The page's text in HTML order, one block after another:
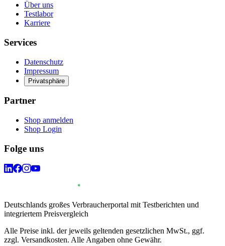
Über uns
Testlabor
Karriere
Services
Datenschutz
Impressum
Privatsphäre
Partner
Shop anmelden
Shop Login
Folge uns
Deutschlands großes Verbraucherportal mit Testberichten und
integriertem Preisvergleich
Alle Preise inkl. der jeweils geltenden gesetzlichen MwSt., ggf.
zzgl. Versandkosten. Alle Angaben ohne Gewähr.